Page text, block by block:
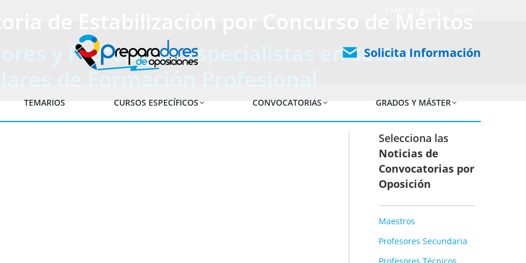
Solicita Información
TEMARIOS CURSOS ESPECÍFICOS CONVOCATORIAS GRADOS Y MÁSTER
de Estabilización por Concurso de Méritos
y Profesoras especialistas en sectores
de Formación Profesional
Selecciona las
Noticias de
Convocatorias por
Oposición
Maestros
Profesores Secundaria